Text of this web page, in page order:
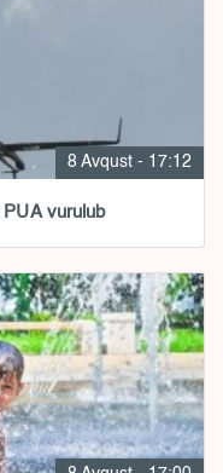
8 Avqust - 17:12
PUA vurulub